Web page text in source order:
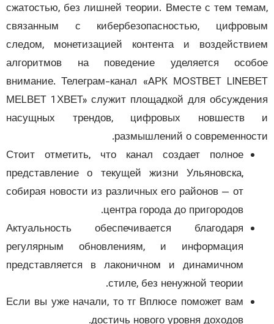
сжатостью, без лишней теории.Вместе с тем
связанным с кибербезопасностью,
следом, монетизацией контента и
алгоритмов на поведение уделяется
внимание. Телеграм-канал «AРК МОSТВЕT
МЕLВЕT 1ХВЕT» служит площадкой для
насущных трендов, цифровых
размышлений о
Стоит отметить, что канал создает полное
представление о текущей жизни Ульяновска,
собирая новости из различных его районов — от
центра города до пригородов.
Актуальность обеспечивается благодаря
регулярным обновлениям, и информация
представляется в лаконичном и динамичном
стиле, без ненужной теории.
Если вы уже начали, то тг Вплюсе поможет вам